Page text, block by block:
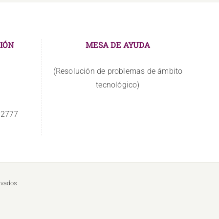
MESA DE AYUDA
(Resolución de problemas de ámbito
tecnológico)